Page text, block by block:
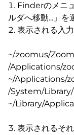
Finderのメニ
ルダへ移動...」を
表示される入
~/.zoomus/
/Applications/
~/Applications/
/System/
~/Library/
表示されるそ